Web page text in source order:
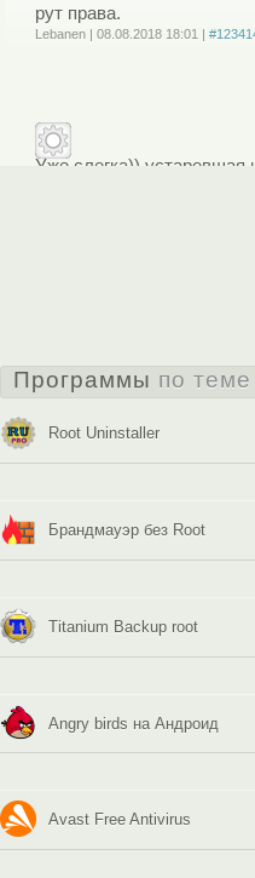
рут права.
Lebanen |08.08.2018 18:01 |
Уже слегка)) устаревшая
Программы по теме
Root Uninstaller
Брандмауэр без Root
Titanium Backup root
Angry birds на Андроид
Avast Free Antivirus